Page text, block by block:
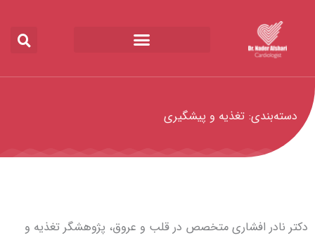
دسته‌بندی: تغذیه و پیشگیری
دکتر نادر افشاری متخصص در قلب و عروق، پژوهشگر تغذیه و